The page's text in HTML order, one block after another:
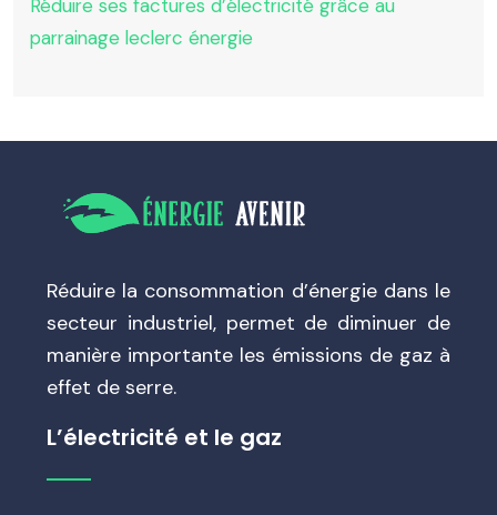
Réduire ses factures d’électricité grâce au
parrainage leclerc énergie
Réduire la consommation d’énergie dans le
secteur industriel, permet de diminuer de
manière importante les émissions de gaz à
effet de serre.
L’électricité et le gaz